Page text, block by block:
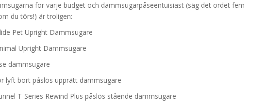
för varje budget och dammsugarpåseentuisiast (säg det ordet fem
du törs!) är troligen:
Pet Upright Dammsugare
Upright Dammsugare
dammsugare
lyft bort påslös upprätt dammsugare
T-Series Rewind Plus påslös stående dammsugare